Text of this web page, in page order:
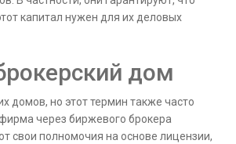
капитал нужен для их деловых
дом
домов, но этот термин также часто
через биржевого брокера
свои полномочия на основе лицензии,